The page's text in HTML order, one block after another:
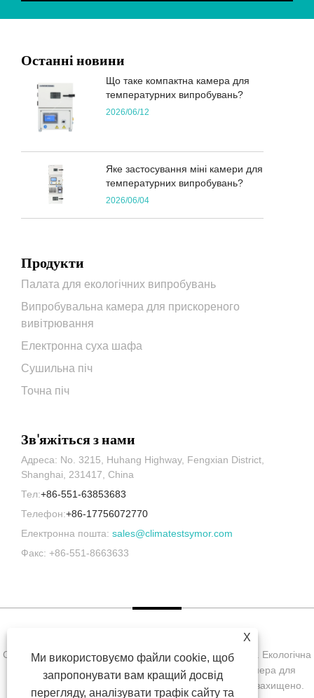
Останні новини
Що таке компактна камера для
температурних випробувань?
2026/06/12
Яке застосування міні камери для
температурних випробувань?
2026/06/04
Продукти
Палата для екологічних випробувань
Випробувальна камера для прискореного
вивітрювання
Електронна суха шафа
Сушильна піч
Точна піч
Зв'яжіться з нами
Адреса: No. 3215, Huhang Highway, Fengxian District,
Shanghai, 231417, China
Тел:+86-551-63853683
Телефон:+86-17756072770
Електронна пошта: sales@climatestsymor.com
Факс: +86-551-8663633
Copyright © Symor Instrument Equipment Co., Ltd., 2022. Екологічна
випробувальна камера, електронна суха шафа, камера для
випробувань на прискорене вивітрювання. Усі права захищено.
X
Ми використовуємо файли cookie, щоб
запропонувати вам кращий досвід
перегляду, аналізувати трафік сайту та